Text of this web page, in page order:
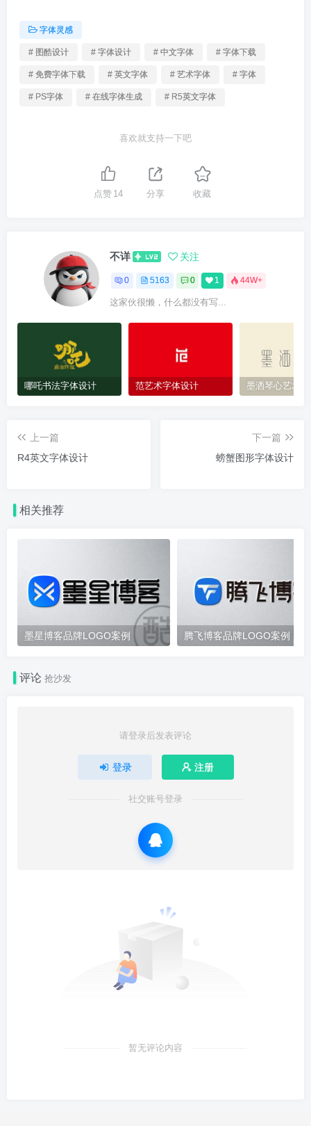
字体灵感
# 图酷设计 # 字体设计 # 中文字体 # 字体下载
# 免费字体下载 # 英文字体 # 艺术字体 # 字体
# PS字体 # 在线字体生成 # R5英文字体
喜欢就支持一下吧
点赞 14 分享 收藏
不详 关注
0 5163 0 1 44W+
这家伙很懒，什么都没有写...
哪吒书法字体设计 范艺术字体设计 墨洒琴心艺术
上一篇
R4英文字体设计
下一篇
螃蟹图形字体设计
相关推荐
墨星博客品牌LOGO案例 腾飞博客品牌LOGO案例
评论抢沙发
请登录后发表评论
登录 注册
社交账号登录
暂无评论内容